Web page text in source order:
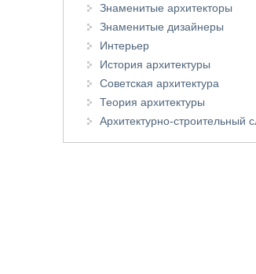
Знаменитые архитекторы
Знаменитые дизайнеры
Интерьер
История архитектуры
Советская архитектура
Теория архитектуры
Архитектурно-строительный